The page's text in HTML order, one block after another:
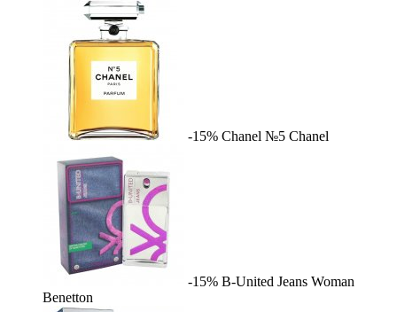
-15% Chanel №5 Chanel
-15% B-United Jeans Woman
Benetton